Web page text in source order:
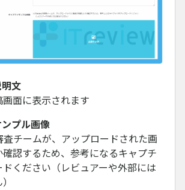
文
面に表示されます
プル画像
チームが、アップロードされた画
認するため、参考になるキャプチ
ください（レビュアーや外部には